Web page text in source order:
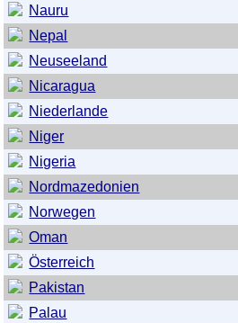
Nauru
Nepal
Neuseeland
Nicaragua
Niederlande
Niger
Nigeria
Nordmazedonien
Norwegen
Oman
Österreich
Pakistan
Palau